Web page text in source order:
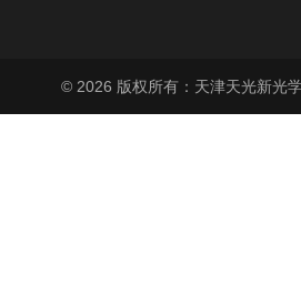
© 2026 版权所有：天津天光新光